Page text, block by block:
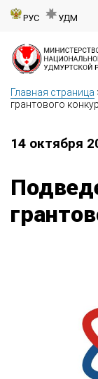
РУС УДМ
Главная страница
грантового
14 октября